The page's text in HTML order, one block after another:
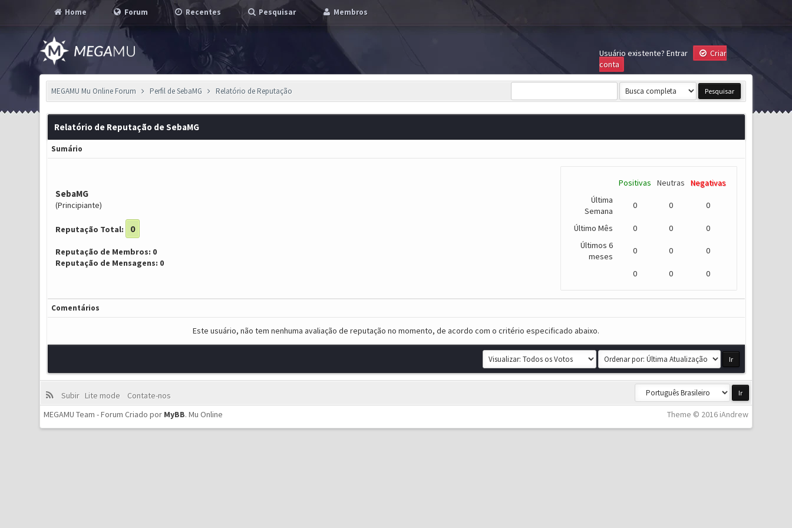
Home Forum Recentes Pesquisar Membros
Usuário existente? Entrar
Criar
conta
MEGAMU Mu Online Forum Perfil de SebaMG Relatório de Reputação
Relatório de Reputação de SebaMG
Sumário
SebaMG
(Principiante)
Reputação Total: 0
Reputação de Membros: 0
Reputação de Mensagens: 0
Positivas Neutras
Negativas
Última
Semana
0 0 0
Último Mês 0 0
0
Últimos 6
meses
0 0 0
0 0 0
Comentários
Este usuário, não tem nenhuma avaliação de reputação no momento, de acordo com o critério especificado abaixo.
Subir Lite mode
Contate-nos
Theme © 2016 iAndrew
MEGAMU Team - Forum Criado por MyBB.Mu Online